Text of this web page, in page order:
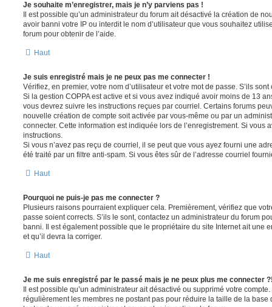
Je souhaite m’enregistrer, mais je n’y parviens pas !
Il est possible qu’un administrateur du forum ait désactivé la création de
avoir banni votre IP ou interdit le nom d’utilisateur que vous souhaitez
forum pour obtenir de l’aide.
Haut
Je suis enregistré mais je ne peux pas me connecter !
Vérifiez, en premier, votre nom d’utilisateur et votre mot de passe. S’ils
Si la gestion COPPA est active et si vous avez indiqué avoir moins de 13
vous devrez suivre les instructions reçues par courriel. Certains forums
nouvelle création de compte soit activée par vous-même ou par un
connecter. Cette information est indiquée lors de l’enregistrement. Si vous
instructions.
Si vous n’avez pas reçu de courriel, il se peut que vous ayez fourni une
été traité par un filtre anti-spam. Si vous êtes sûr de l’adresse courriel
Haut
Pourquoi ne puis-je pas me connecter ?
Plusieurs raisons pourraient expliquer cela. Premièrement, vérifiez que
passe soient corrects. S’ils le sont, contactez un administrateur du forum
banni. Il est également possible que le propriétaire du site Internet ait une
et qu’il devra la corriger.
Haut
Je me suis enregistré par le passé mais je ne peux plus me connecter
Il est possible qu’un administrateur ait désactivé ou supprimé votre
régulièrement les membres ne postant pas pour réduire la taille de la base